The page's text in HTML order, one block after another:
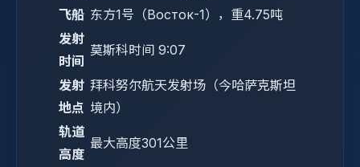
飞船 东方1号（Восток-1），重4.75吨
发射
时间
莫斯科时间 9:07
发射
地点
拜科努尔航天发射场（今哈萨克斯坦
境内）
轨道
高度
最大高度301公里